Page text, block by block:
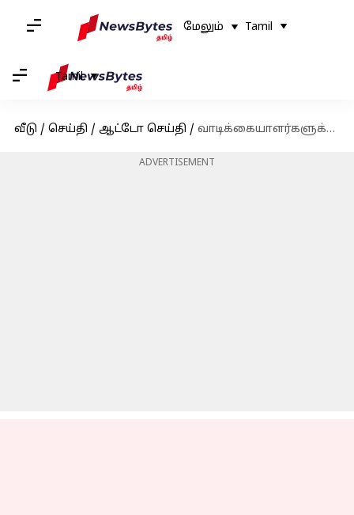
மேலும் Tamil
Tamil
வீடு / செய்தி / ஆட்டோ செய்தி / வாடிக்கையாளர்களுக்கு புதிய அறிவிப்புகளை வெளியிட்டது ஃபோக்ஸ்வாகன்.. என்ன தெரியுமா?
ADVERTISEMENT